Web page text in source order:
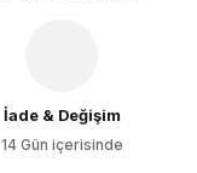
İade & Değişim
14 Gün içerisinde